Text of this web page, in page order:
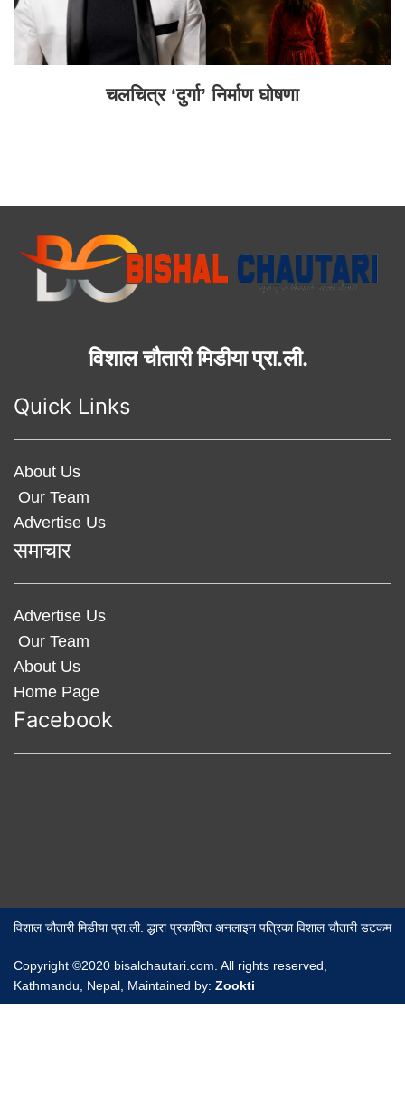
चलचित्र ‘दुर्गा’ निर्माण घोषणा
विशाल चौतारी मिडीया प्रा.ली.
Quick Links
About Us
Our Team
Advertise Us
समाचार
Advertise Us
Our Team
About Us
Home Page
Facebook
विशाल चौतारी मिडीया प्रा.ली. द्धारा प्रकाशित अनलाइन पत्रिका विशाल चौतारी डटकम
Copyright ©2020 bisalchautari.com. All rights reserved,
Kathmandu, Nepal, Maintained by: Zookti